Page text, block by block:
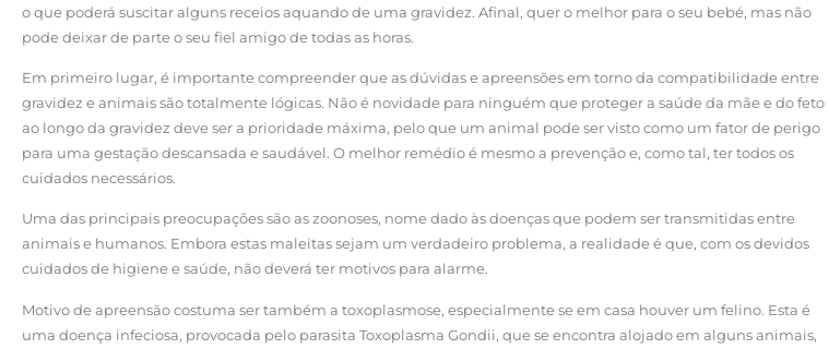
o que poderá suscitar alguns receios aquando de uma gravidez. Afinal, quer o melhor para o seu bebé, mas não
pode deixar de parte o seu fiel amigo de todas as horas.
Em primeiro lugar, é importante compreender que as dúvidas e apreensões em torno da compatibilidade entre
gravidez e animais são totalmente lógicas. Não é novidade para ninguém que proteger a saúde da mãe e do feto
ao longo da gravidez deve ser a prioridade máxima, pelo que um animal pode ser visto como um fator de perigo
para uma gestação descansada e saudável. O melhor remédio é mesmo a prevenção e, como tal, ter todos os
cuidados necessários.
Uma das principais preocupações são as zoonoses, nome dado às doenças que podem ser transmitidas entre
animais e humanos. Embora estas maleitas sejam um verdadeiro problema, a realidade é que, com os devidos
cuidados de higiene e saúde, não deverá ter motivos para alarme.
Motivo de apreensão costuma ser também a toxoplasmose, especialmente se em casa houver um felino. Esta é
uma doença infeciosa, provocada pelo parasita Toxoplasma Gondii, que se encontra alojado em alguns animais,